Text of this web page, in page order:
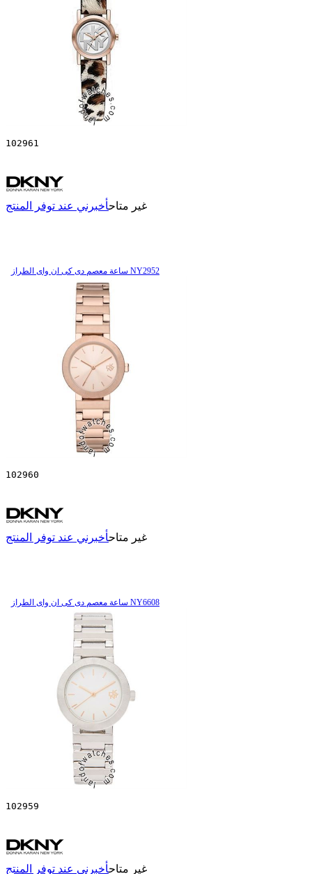
102961
غير متاحأخبرني عند توفر المنتج
ساعة معصم دی کی ان وای الطراز NY2952
102960
غير متاحأخبرني عند توفر المنتج
ساعة معصم دی کی ان وای الطراز NY6608
102959
غير متاحأخبرني عند توفر المنتج